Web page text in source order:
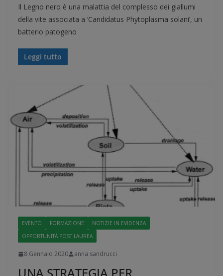
Il Legno nero è una malattia del complesso dei giallumi
della vite associata a ‘Candidatus Phytoplasma solani’, un
batterio patogeno
Leggi tutto
EVENTO FORMAZIONE
NOTIZIE IN EVIDENZA
OPPORTUNITÀ POST LAUREA
8 Gennaio 2020 anna sandrucci